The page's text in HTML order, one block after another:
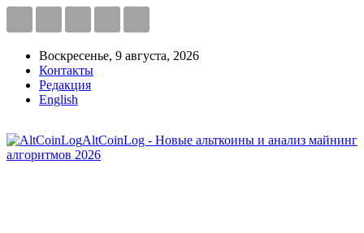
Воскресенье, 9 августа, 2026
Контакты
Редакция
English
AltCoinLog - Новые альткоины и анализ майнинг
алгоритмов 2026